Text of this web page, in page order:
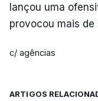
lançou uma
provocou mais
c/ agências
ARTIGOS